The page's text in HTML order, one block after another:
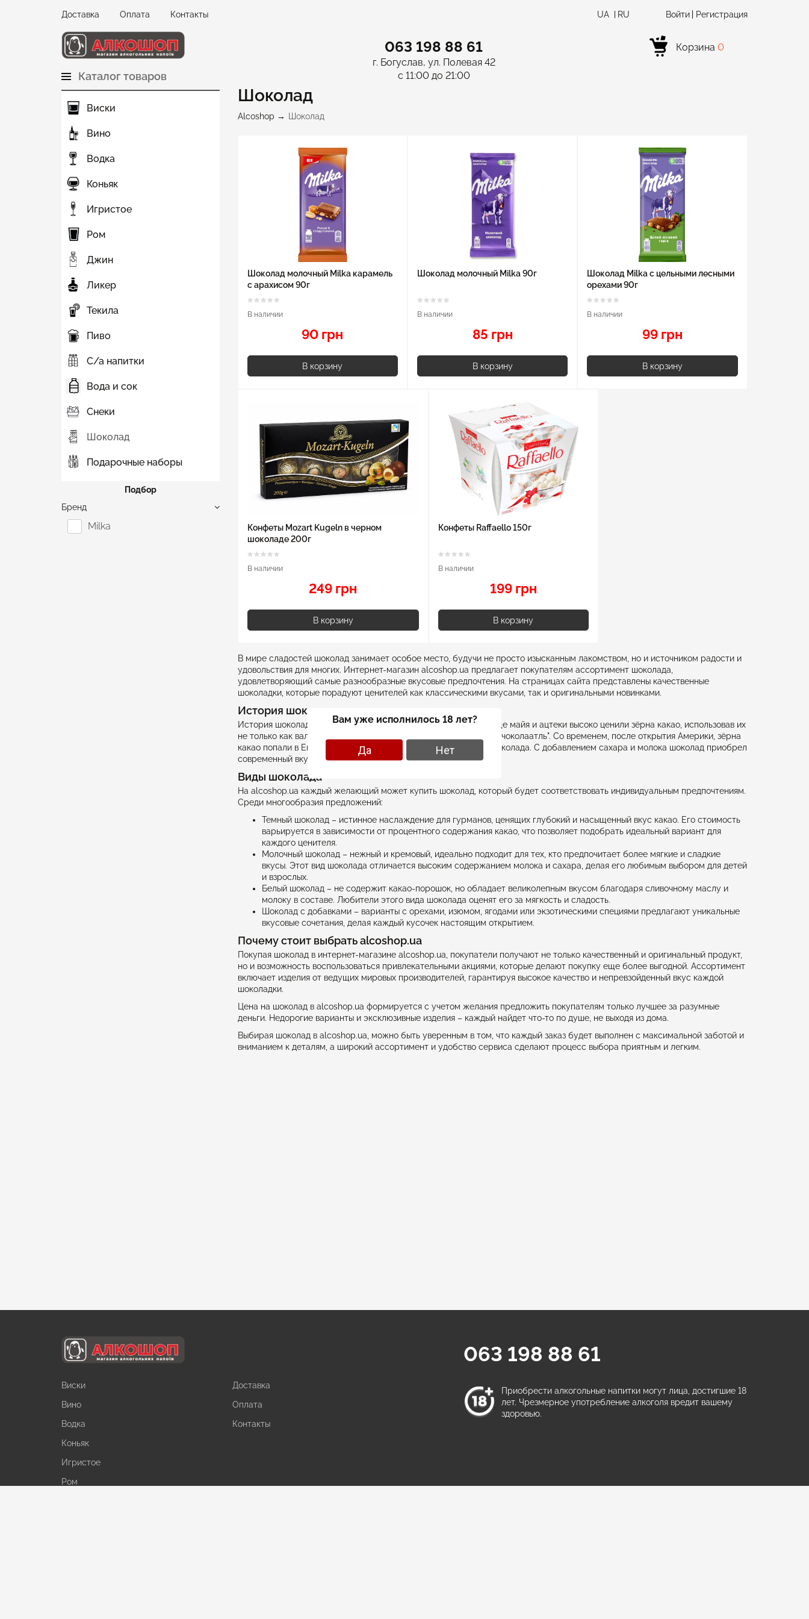
Доставка Оплата Контакты UA RU Регистрация
Войти
063 198 88 61 Корзина 0
г. Богуслав, ул. Полевая 42
с 11:00 до 21:00
Каталог товаров
Виски
Вино
Водка
Коньяк
Игристое
Ром
Джин
Ликер
Текила
Пиво
С/а напитки
Вода и сок
Снеки
Шоколад
Подарочные наборы
Подбор
Бренд
Milka
Шоколад
Alcoshop Шоколад
Шоколад молочный Milka карамель
с арахисом 90г
В наличии
90 грн
В корзину
Шоколад молочный Milka 90г
В наличии
85 грн
В корзину
Шоколад Milka с цельными лесными
орехами 90г
В наличии
99 грн
В корзину
Конфеты Mozart Kugeln в черном
шоколаде 200г
В наличии
249 грн
В корзину
Конфеты Raffaello 150г
В наличии
199 грн
В корзину
В мире сладостей шоколад занимает особое место, будучи не просто изысканным лакомством, но и источником радости и
удовольствия для многих. Интернет-магазин alcoshop.ua предлагает покупателям ассортимент шоколада,
удовлетворяющий самые разнообразные вкусовые предпочтения. На страницах сайта представлены качественные
шоколадки, которые порадуют ценителей как классическими вкусами, так и оригинальными новинками.
История шоколада
История шоколада уходит корнями в древние времена, когда еще майя и ацтеки высоко ценили зёрна какао, использовав их
не только как валюту, но и для приготовления горького напитка "чоколаатль". Со временем, после открытия Америки, зёрна
какао попали в Европу, где и началась настоящая революция шоколада. С добавлением сахара и молока шоколад приобрел
современный вкус и стал любимым лакомством многих.
Виды шоколада
На alcoshop.ua каждый желающий может купить шоколад, который будет соответствовать индивидуальным предпочтениям.
Среди многообразия предложений:
Темный шоколад – истинное наслаждение для гурманов, ценящих глубокий и насыщенный вкус какао. Его стоимость
варьируется в зависимости от процентного содержания какао, что позволяет подобрать идеальный вариант для
каждого ценителя.
Молочный шоколад – нежный и кремовый, идеально подходит для тех, кто предпочитает более мягкие и сладкие
вкусы. Этот вид шоколада отличается высоким содержанием молока и сахара, делая его любимым выбором для детей
и взрослых.
Белый шоколад – не содержит какао-порошок, но обладает великолепным вкусом благодаря сливочному маслу и
молоку в составе. Любители этого вида шоколада оценят его за мягкость и сладость.
Шоколад с добавками – варианты с орехами, изюмом, ягодами или экзотическими специями предлагают уникальные
вкусовые сочетания, делая каждый кусочек настоящим открытием.
Почему стоит выбрать alcoshop.ua
Покупая шоколад в интернет-магазине alcoshop.ua, покупатели получают не только качественный и оригинальный продукт,
но и возможность воспользоваться привлекательными акциями, которые делают покупку еще более выгодной. Ассортимент
включает изделия от ведущих мировых производителей, гарантируя высокое качество и непревзойденный вкус каждой
шоколадки.
Цена на шоколад в alcoshop.ua формируется с учетом желания предложить покупателям только лучшее за разумные
деньги. Недорогие варианты и эксклюзивные изделия – каждый найдет что-то по душе, не выходя из дома.
Выбирая шоколад в alcoshop.ua, можно быть уверенным в том, что каждый заказ будет выполнен с максимальной заботой и
вниманием к деталям, а широкий ассортимент и удобство сервиса сделают процесс выбора приятным и легким.
Виски
Вино
Водка
Коньяк
Игристое
Ром
Доставка
Оплата
Контакты
063 198 88 61
Приобрести алкогольные напитки могут лица, достигшие 18
лет. Чрезмерное употребление алкоголя вредит вашему
здоровью.
Вам уже исполнилось 18 лет?
Да Нет